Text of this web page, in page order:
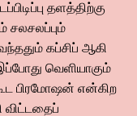
தளத்திற்கு
சலசலப்பும்
கப்சிப் ஆகி
வெளியாகும்
பிரமோஷன் என்கிற
விட்டதைப்